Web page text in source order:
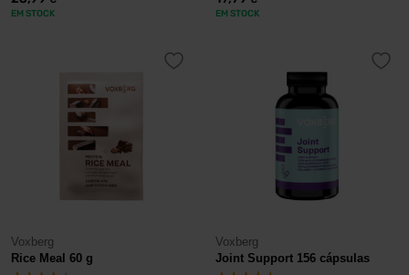
EM STOCK EM STOCK
Voxberg
Rice Meal 60 g
Voxberg
Joint Support 156 cápsulas